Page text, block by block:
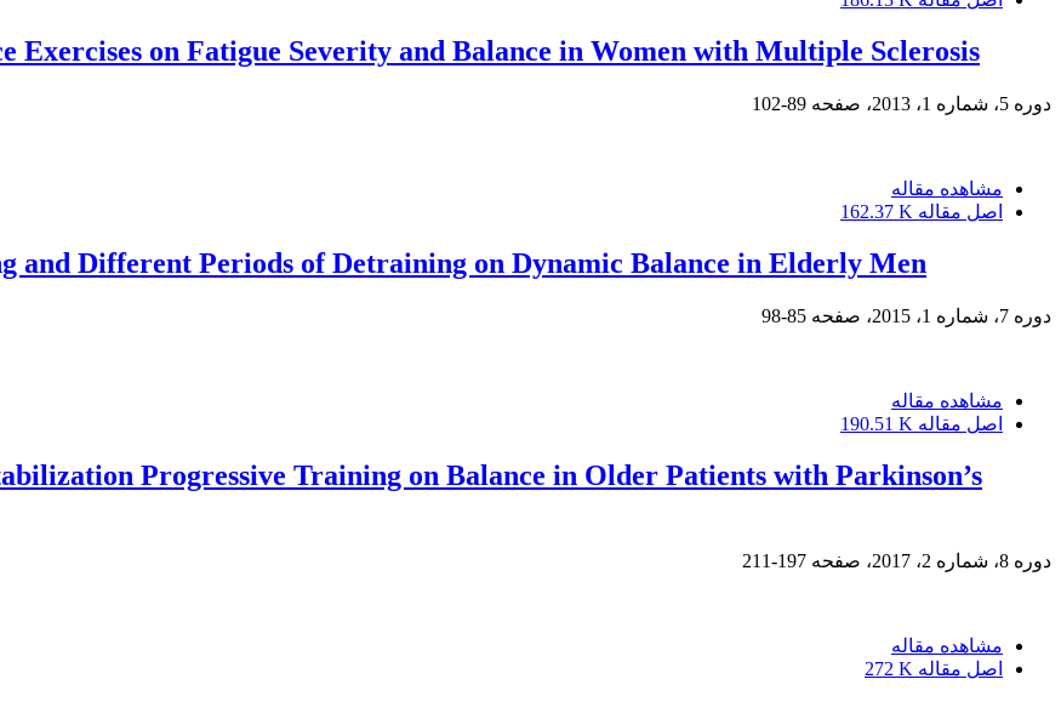
Exercises on Fatigue Severity and Balance in Women with Multiple Sclerosis
دوره 5، شماره 1، 2013، صفحه 89-102
مشاهده مقاله
اصل مقاله 162.37 K
and Different Periods of Detraining on Dynamic Balance in Elderly Men
دوره 7، شماره 1، 2015، صفحه 85-98
مشاهده مقاله
اصل مقاله 190.51 K
Progressive Training on Balance in Older Patients with Parkinson’s
دوره 8، شماره 2، 2017، صفحه 197-211
مشاهده مقاله
اصل مقاله 272 K